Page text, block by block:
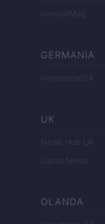
InvestirMag
GERMANIA
Investieren24
UK
News Hub UK
Lgbtq News
OLANDA